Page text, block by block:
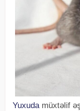
Yuxudamüxtəlif